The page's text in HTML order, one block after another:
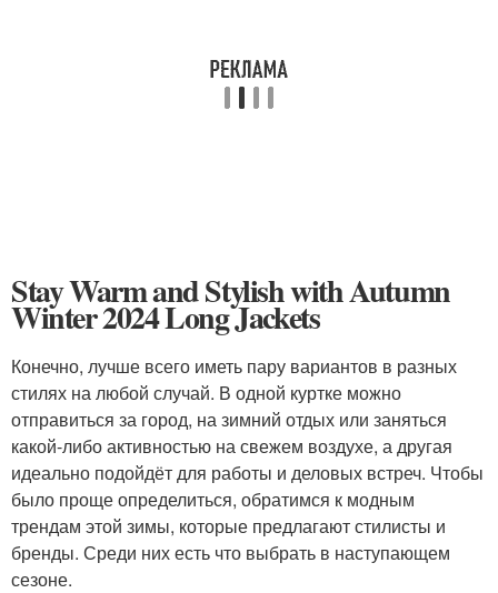
Stay Warm and Stylish with Autumn
Winter 2024 Long Jackets
Конечно, лучше всего иметь пару вариантов в разных
стилях на любой случай. В одной куртке можно
отправиться за город, на зимний отдых или заняться
какой-либо активностью на свежем воздухе, а другая
идеально подойдёт для работы и деловых встреч. Чтобы
было проще определиться, обратимся к модным
трендам этой зимы, которые предлагают стилисты и
бренды. Среди них есть что выбрать в наступающем
сезоне.